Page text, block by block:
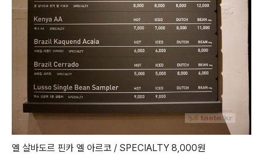
엘 살바도르 핀카 엘 아르코 / SPECIALTY 8,000원